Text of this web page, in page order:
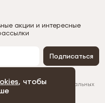
, чтобы
акции и интересные
Подписаться
данных
с обработкой персональных